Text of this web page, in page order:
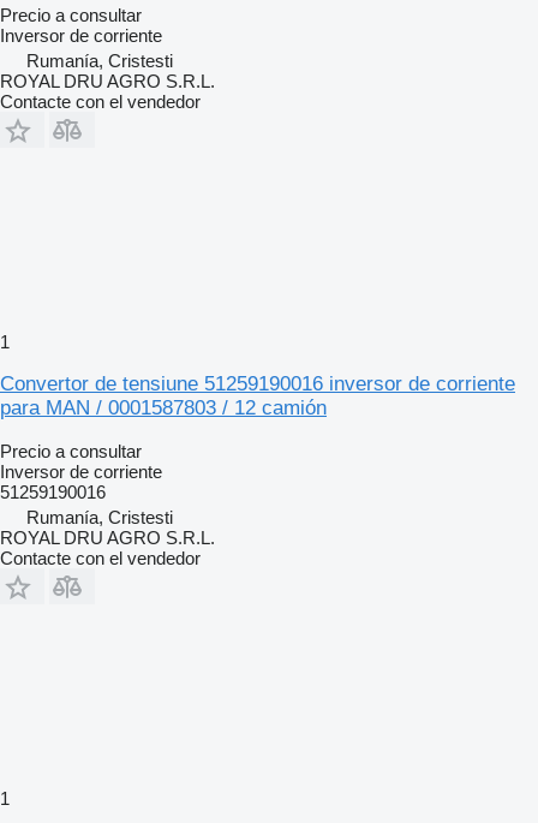
Precio a consultar
Inversor de corriente
Rumanía, Cristesti
ROYAL DRU AGRO S.R.L.
Contacte con el vendedor
1
Convertor de tensiune 51259190016 inversor de corriente
para MAN / 0001587803 / 12 camión
Precio a consultar
Inversor de corriente
51259190016
Rumanía, Cristesti
ROYAL DRU AGRO S.R.L.
Contacte con el vendedor
1